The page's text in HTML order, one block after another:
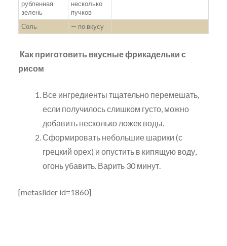
рубленная
зелень
несколько
пучков
Соль
— по вкусу
Как приготовить вкусные фрикадельки с
рисом
Все ингредиенты тщательно перемешать,
если получилось слишком густо, можно
добавить несколько ложек воды.
Сформировать небольшие шарики (с
грецкий орех) и опустить в кипящую воду,
огонь убавить. Варить 30 минут.
[metaslider id=1860]